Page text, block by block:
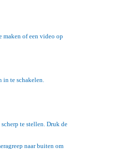
maken of een video op
in te schakelen.
te stellen. Druk de
naar buiten om